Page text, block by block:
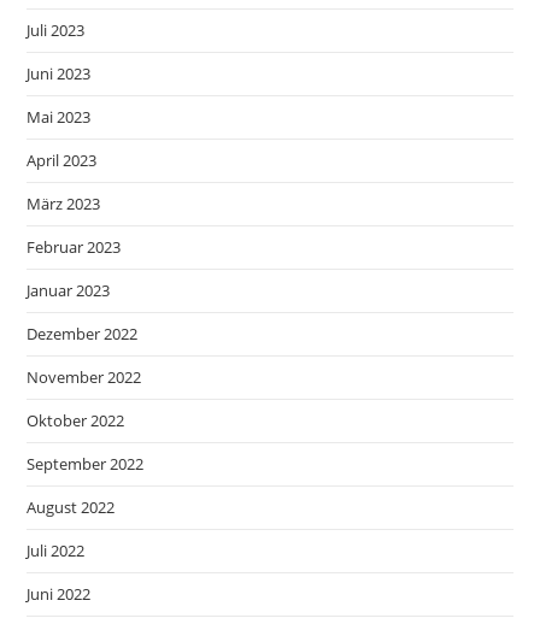
Juli 2023
Juni 2023
Mai 2023
April 2023
März 2023
Februar 2023
Januar 2023
Dezember 2022
November 2022
Oktober 2022
September 2022
August 2022
Juli 2022
Juni 2022